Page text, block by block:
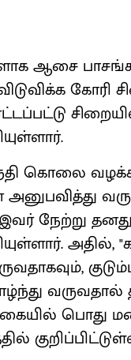
ஆசை
கோரி
கொலை
நேற்று
பொது